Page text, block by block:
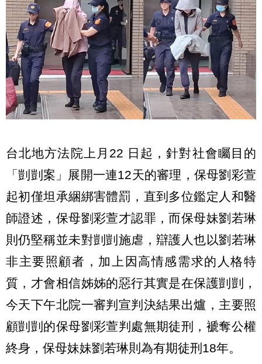
台北地方法院上月22 日起，針對社會矚目的
「剴剴案」展開一連12天的審理，保母劉彩萱
起初僅坦承綑綁害體罰，直到多位鑑定人和醫
師證述，保母劉彩萱才認罪，而保母妹劉若琳
則仍堅稱並未對剴剴施虐，辯護人也以劉若琳
非主要照顧者，加上因高情感需求的人格特
質，才會相信姊姊的惡行其實是在保護剴剴，
今天下午北院一審判宣判決結果出爐，主要照
顧剴剴的保母劉彩萱判處無期徒刑，褫奪公權
終身，保母妹妹劉若琳則為有期徒刑18年。